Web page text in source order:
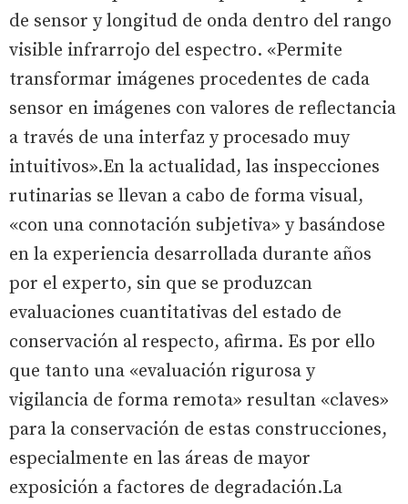
de sensor y longitud de onda dentro del rango
visible infrarrojo del espectro. «Permite
transformar imágenes procedentes de cada
sensor en imágenes con valores de reflectancia
a través de una interfaz y procesado muy
intuitivos».En la actualidad, las inspecciones
rutinarias se llevan a cabo de forma visual,
«con una connotación subjetiva» y basándose
en la experiencia desarrollada durante años
por el experto, sin que se produzcan
evaluaciones cuantitativas del estado de
conservación al respecto, afirma. Es por ello
que tanto una «evaluación rigurosa y
vigilancia de forma remota» resultan «claves»
para la conservación de estas construcciones,
especialmente en las áreas de mayor
exposición a factores de degradación.La